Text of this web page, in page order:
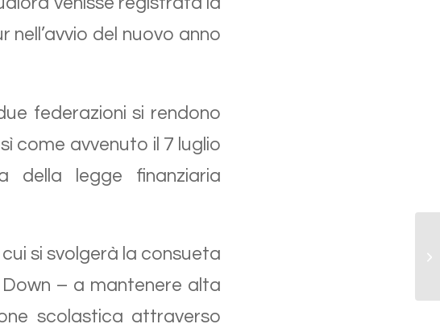
del nuovo anno
federazioni si rendono
come avvenuto il 7 luglio
della legge finanziaria
si svolgerà la consueta
– a mantenere alta
scolastica attraverso